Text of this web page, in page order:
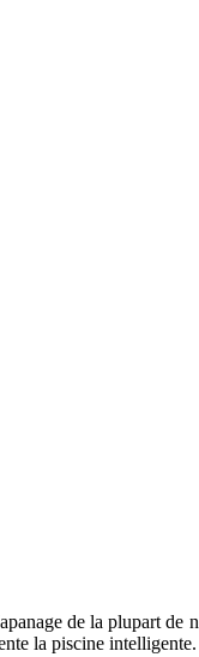
de la plupart
la piscine intelligente.